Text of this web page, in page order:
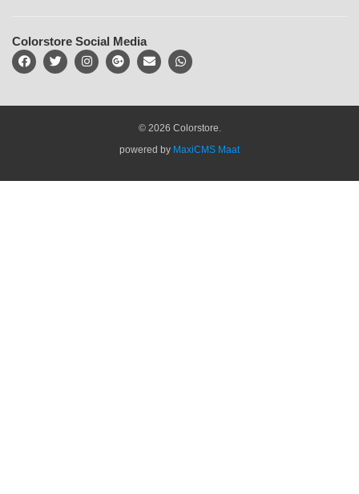
Colorstore Social Media
© 2026 Colorstore.
powered by MaxiCMS Maat